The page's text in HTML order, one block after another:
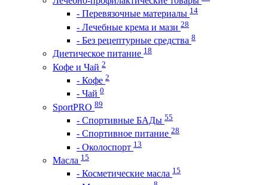
- Перевязочные материалы 14
- Лечебные крема и мази 28
- Без рецептурные средства 8
Диетическое питание 18
Кофе и Чай 2
- Кофе 2
- Чай 0
SportPRO 89
- Спортивные БАДы 55
- Спортивное питание 28
- Околоспорт 13
Масла 15
- Косметические масла 15